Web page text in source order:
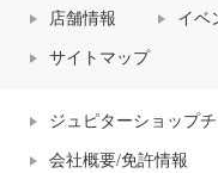
店舗情報 イベ
サイトマップ
ジュピターショップ
会社概要/免許情報